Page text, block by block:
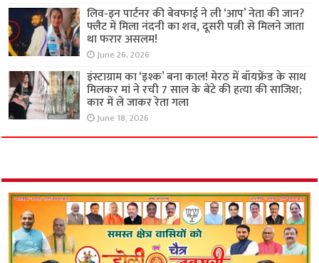
लिव-इन पार्टनर की बेवफाई ने ली ‘आप’ नेता की जान?
फ्लैट में मिला नंदनी का शव, दूसरी पत्नी से मिलने जाता
था फरार असलम!
June 26, 2026
इंस्टाग्राम का ‘इश्क’ बना काल! मेरठ में बॉयफ्रेंड के साथ
मिलकर मां ने रची 7 साल के बेटे की हत्या की साजिश;
कार में ले जाकर रेता गला
June 18, 2026